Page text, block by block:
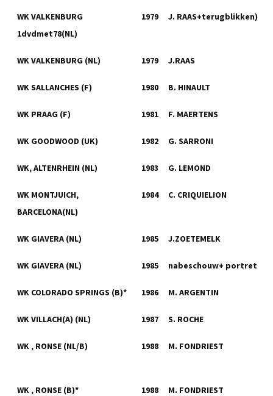
WK VALKENBURG
1dvdmet78(NL)
1979 J. RAAS+terugblikken)
WK VALKENBURG (NL) 1979 J.RAAS
WK SALLANCHES (F) 1980 B. HINAULT
WK PRAAG (F) 1981 F. MAERTENS
WK GOODWOOD (UK) 1982 G. SARRONI
WK, ALTENRHEIN (NL) 1983 G. LEMOND
WK MONTJUICH,
BARCELONA(NL)
1984 C. CRIQUIELION
WK GIAVERA (NL) 1985 J.ZOETEMELK
WK GIAVERA (NL) 1985 nabeschouw+ portret
WK COLORADO SPRINGS (B)* 1986 M. ARGENTIN
WK VILLACH(A) (NL) 1987 S. ROCHE
WK , RONSE (NL/B) 1988 M. FONDRIEST
WK , RONSE (B)* 1988 M. FONDRIEST